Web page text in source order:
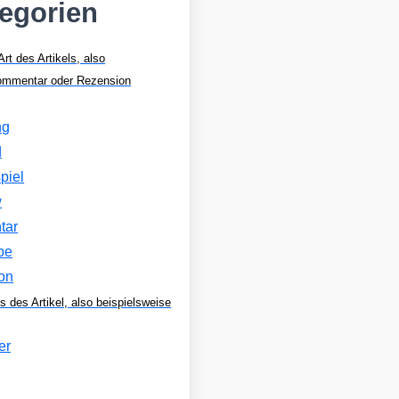
des Artikels, also
oder Rezension
des Artikel, also beispielsweise